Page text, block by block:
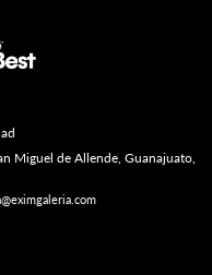
Miguel de Allende, Guanajuato,